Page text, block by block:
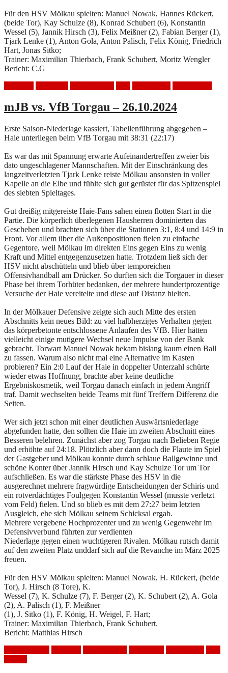
Für den HSV Mölkau spielten: Manuel Nowak, Hannes Rückert,
(beide Tor), Kay Schulze (8), Konrad Schubert (6), Konstantin
Wessel (5), Jannik Hirsch (3), Felix Meißner (2), Fabian Berger (1),
Tjark Lenke (1), Anton Gola, Anton Palisch, Felix König, Friedrich
Hart, Jonas Sitko;
Trainer: Maximilian Thierbach, Frank Schubert, Moritz Wengler
Bericht: C.G
mJB vs. VfB Torgau – 26.10.2024
Erste Saison-Niederlage kassiert, Tabellenführung abgegeben –
Haie unterliegen beim VfB Torgau mit 38:31 (22:17)
Es war das mit Spannung erwarte Aufeinandertreffen zweier bis
dato ungeschlagener Mannschaften. Mit der Einschränkung des
langzeitverletzten Tjark Lenke reiste Mölkau ansonsten in voller
Kapelle an die Elbe und fühlte sich gut gerüstet für das Spitzenspiel
des siebten Spieltages.
Gut dreißig mitgereiste Haie-Fans sahen einen flotten Start in die
Partie. Die körperlich überlegenen Hausherren dominierten das
Geschehen und brachten sich über die Stationen 3:1, 8:4 und 14:9 in
Front. Vor allem über die Außenpositionen fielen zu einfache
Gegentore, weil Mölkau im direkten Eins gegen Eins zu wenig
Kraft und Mittel entgegenzusetzen hatte. Trotzdem ließ sich der
HSV nicht abschütteln und blieb über temporeichen
Offensivhandball am Drücker. So durften sich die Torgauer in dieser
Phase bei ihrem Torhüter bedanken, der mehrere hundertprozentige
Versuche der Haie vereitelte und diese auf Distanz hielten.
In der Mölkauer Defensive zeigte sich auch Mitte des ersten
Abschnitts kein neues Bild: zu viel halbherziges Verhalten gegen
das körperbetonte entschlossene Anlaufen des VfB. Hier hätten
vielleicht einige mutigere Wechsel neue Impulse von der Bank
gebracht. Torwart Manuel Nowak bekam bislang kaum einen Ball
zu fassen. Warum also nicht mal eine Alternative im Kasten
probieren? Ein 2:0 Lauf der Haie in doppelter Unterzahl schürte
wieder etwas Hoffnung, brachte aber keine deutliche
Ergebniskosmetik, weil Torgau danach einfach in jedem Angriff
traf. Damit wechselten beide Teams mit fünf Treffern Differenz die
Seiten.
Wer sich jetzt schon mit einer deutlichen Auswärtsniederlage
abgefunden hatte, den sollten die Haie im zweiten Abschnitt eines
Besseren belehren. Zunächst aber zog Torgau nach Belieben Regie
und erhöhte auf 24:18. Plötzlich aber dann doch die Flaute im Spiel
der Gastgeber und Mölkau konnte durch schlaue Ballgewinne und
schöne Konter über Jannik Hirsch und Kay Schulze Tor um Tor
aufschließen. Es war die stärkste Phase des HSV in die
ausgerechnet mehrere fragwürdige Entscheidungen der Schiris und
ein rotverdächtiges Foulgegen Konstantin Wessel (musste verletzt
vom Feld) fielen. Und so blieb es mit dem 27:27 beim letzten
Ausgleich, ehe sich Mölkau seinem Schicksal ergab.
Mehrere vergebene Hochprozenter und zu wenig Gegenwehr im
Defensivverbund führten zur verdienten
Niederlage gegen einen wuchtigeren Rivalen. Mölkau rutsch damit
auf den zweiten Platz unddarf sich auf die Revanche im März 2025
freuen.
Für den HSV Mölkau spielten: Manuel Nowak, H. Rückert, (beide
Tor), J. Hirsch (8 Tore), K.
Wessel (7), K. Schulze (7), F. Berger (2), K. Schubert (2), A. Gola
(2), A. Palisch (1), F. Meißner
(1), J. Sitko (1), F. König, H. Weigel, F. Hart;
Trainer: Maximilian Thierbach, Frank Schubert.
Bericht: Matthias Hirsch